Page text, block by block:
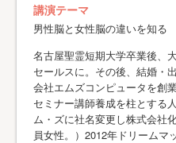
講演テーマ
男性脳と女性脳の違いを知る
名古屋聖霊短期大学卒業後、
セールスに。その後、結婚・
会社エムズコンピュータを創
セミナー講師養成を柱とする
ム・ズに社名変更し株式会社
員女性。）2012年ドリームマ